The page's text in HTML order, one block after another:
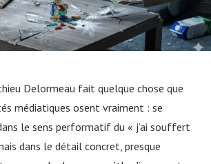
Delormeau fait quelque chose que
médiatiques osent vraiment : se
le sens performatif du « j’ai souffert
dans le détail concret, presque